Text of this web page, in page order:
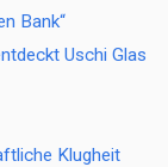
Bank“
Uschi Glas
Klugheit